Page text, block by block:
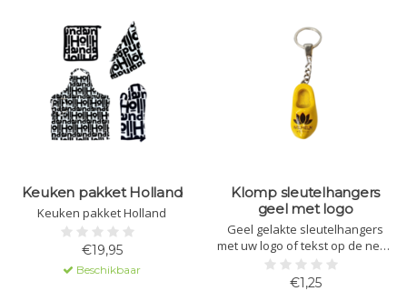
Keuken pakket Holland
Keuken pakket Holland
€19,95
Beschikbaar
Klomp sleutelhangers
geel met logo
Geel gelakte sleutelhangers
met uw logo of tekst op de neus
bedrukt.Leuk om uit te delen op
beurzen, voor goodybags en
€1,25